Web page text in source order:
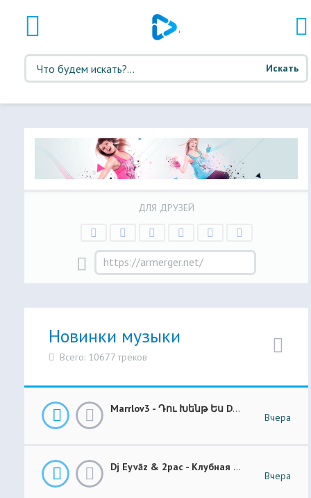
Искать
ДЛЯ ДРУЗЕЙ
Новинки музыки
Всего: 10677 треков
Marrlov3 - Դու Խենթ Ես Du Khent Es COVER
Вчера
Dj Eyvāz & 2pac - Клубная Музыка “ Luxury Money “ Club Remix (BASS BOOSTED)
Вчера